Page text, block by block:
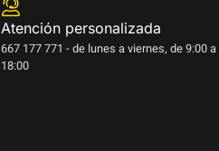
Atención personalizada
667 177 771 - de lunes a viernes, de 9:00 a
18:00